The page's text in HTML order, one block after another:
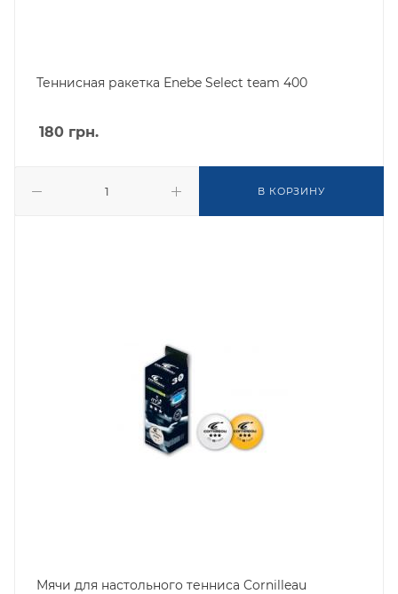
Теннисная ракетка Еnebe Select team 400
180 грн.
В КОРЗИНУ
Мячи для настольного тенниса Cornilleau